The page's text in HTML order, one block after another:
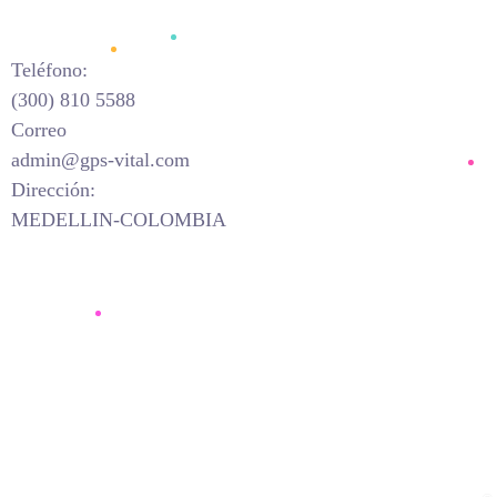
Teléfono:
(300) 810 5588
Correo
admin@gps-vital.com
Dirección:
MEDELLIN-COLOMBIA